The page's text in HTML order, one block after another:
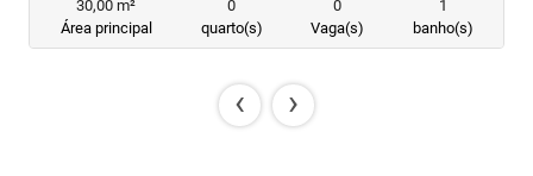
30,00 m²
Área principal
0
quarto(s)
0
Vaga(s)
1
banho(s)
‹ ›